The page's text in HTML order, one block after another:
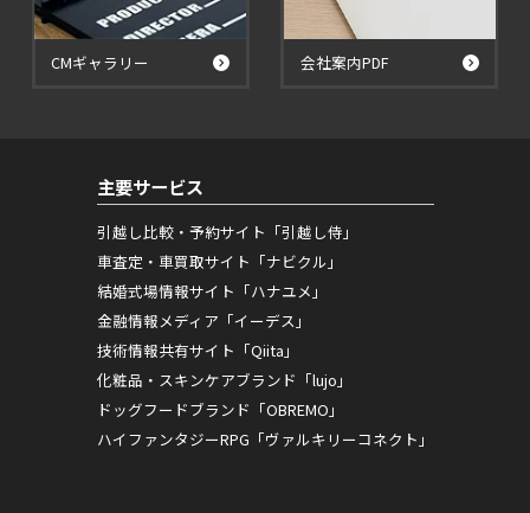
CMギャラリー 会社案内PDF
主要サービス
引越し比較・予約サイト「引越し侍」
車査定・車買取サイト「ナビクル」
結婚式場情報サイト「ハナユメ」
金融情報メディア「イーデス」
技術情報共有サイト「Qiita」
化粧品・スキンケアブランド「lujo」
ドッグフードブランド「OBREMO」
ハイファンタジーRPG「ヴァルキリーコネクト」